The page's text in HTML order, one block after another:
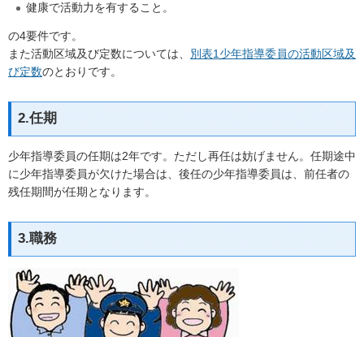
健康で活動力を有すること。
の4要件です。
また活動区域及び定数については、 別表1少年指導委員の活動区域及
び定数のとおりです。
2.任期
少年指導委員の任期は2年です。ただし再任は妨げません。任期途中
に少年指導委員が欠けた場合は、後任の少年指導委員は、前任者の
残任期間が任期となります。
3.職務